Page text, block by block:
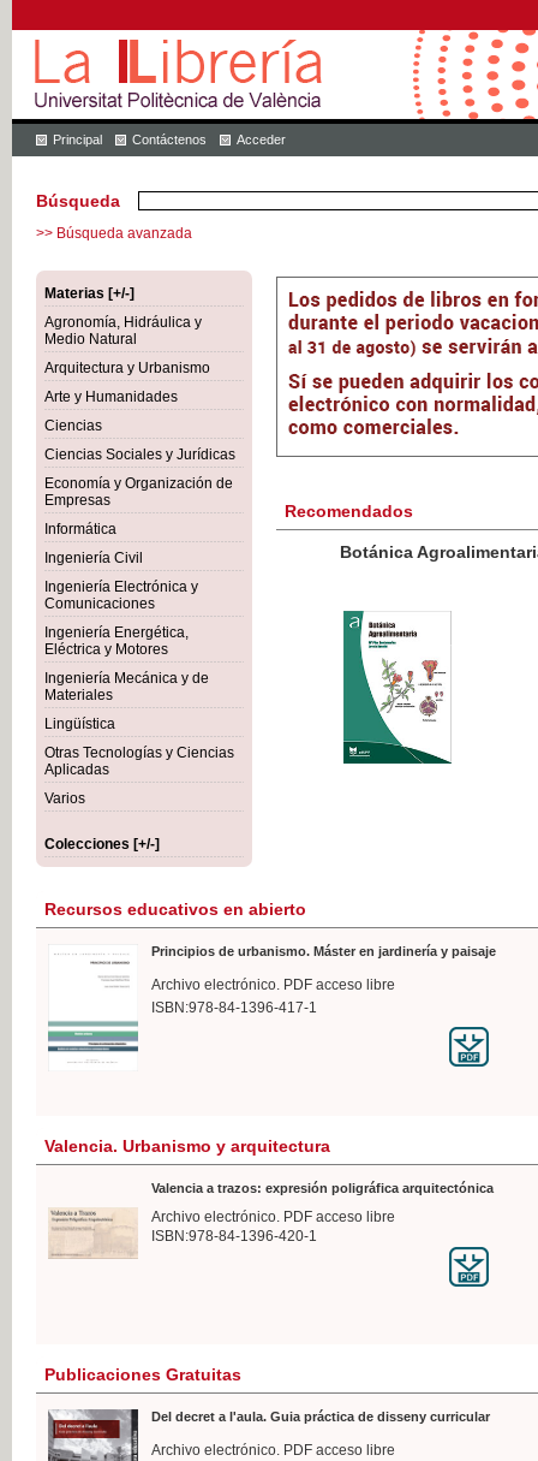
Principal Contáctenos Acceder
Búsqueda
>> Búsqueda avanzada
Materias [+/-]
Agronomía, Hidráulica y
Medio Natural
Arquitectura y Urbanismo
Arte y Humanidades
Ciencias
Ciencias Sociales y Jurídicas
Economía y Organización de
Empresas
Informática
Ingeniería Civil
Ingeniería Electrónica y
Comunicaciones
Ingeniería Energética,
Eléctrica y Motores
Ingeniería Mecánica y de
Materiales
Lingüística
Otras Tecnologías y Ciencias
Aplicadas
Varios
Colecciones [+/-]
Recomendados
Botánica Agroalimentaria
Recursos educativos en abierto
Principios de urbanismo. Máster en jardinería y paisaje
Archivo electrónico. PDF acceso libre
ISBN:978-84-1396-417-1
Valencia. Urbanismo y arquitectura
Valencia a trazos: expresión poligráfica arquitectónica
Archivo electrónico. PDF acceso libre
ISBN:978-84-1396-420-1
Publicaciones Gratuitas
Del decret a l'aula. Guia práctica de disseny curricular
Archivo electrónico. PDF acceso libre